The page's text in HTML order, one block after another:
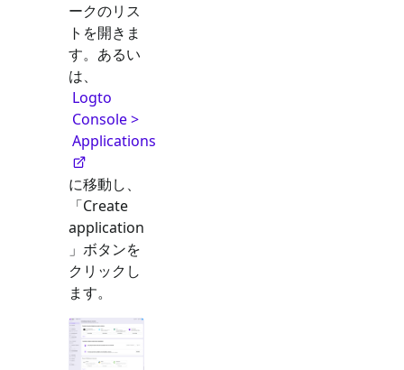
ークのリス
トを開きま
す。あるい
は、
Logto
Console >
Applications
に移動し、
「Create
application
」ボタンを
クリックし
ます。